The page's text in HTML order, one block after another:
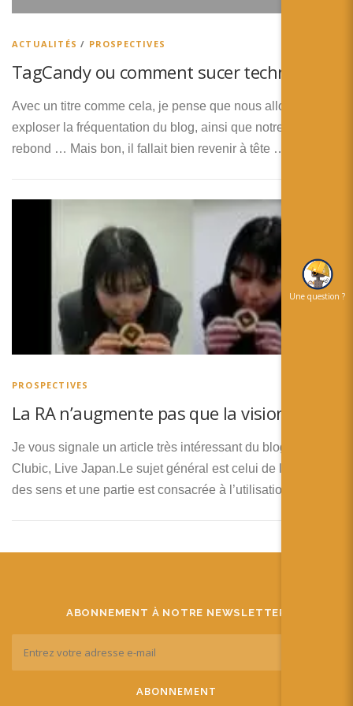
Español
ACTUALITÉS / PROSPECTIVES
TagCandy ou comment sucer techno !
Avec un titre comme cela, je pense que nous allons
exploser la fréquentation du blog, ainsi que notre taux de
rebond … Mais bon, il fallait bien revenir à tête …
PROSPECTIVES
La RA n’augmente pas que la vision
Je vous signale un article très intéressant du blog de
Clubic, Live Japan.Le sujet général est celui de l’illusion
des sens et une partie est consacrée à l’utilisation de la …
ABONNEMENT À NOTRE NEWSLETTER
Une question ?